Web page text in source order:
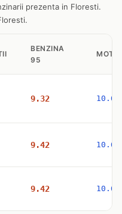
prezenta in Floresti.
BENZINA
95
9.32 10.63
9.42 10.63
9.42 10.63